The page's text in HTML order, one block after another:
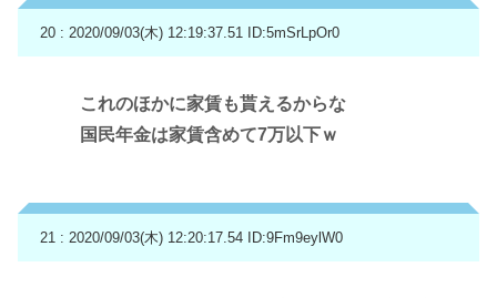
20 : 2020/09/03(木) 12:19:37.51 ID:5mSrLpOr0
これのほかに家賃も貰えるからな
国民年金は家賃含めて7万以下ｗ
21 : 2020/09/03(木) 12:20:17.54 ID:9Fm9eylW0